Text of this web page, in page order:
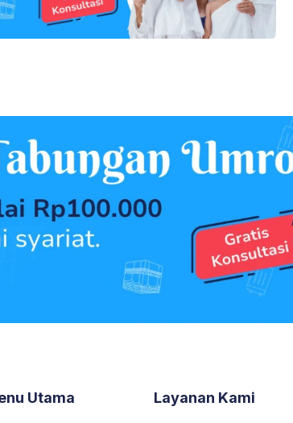
Utama Layanan Kami